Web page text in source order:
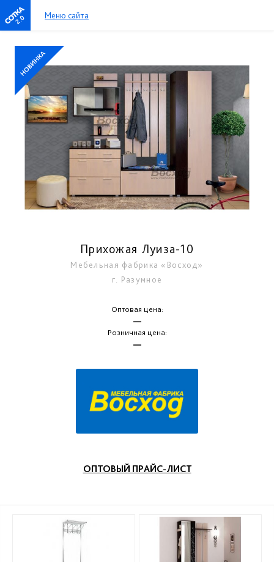
2.0 Меню сайта
Прихожая Луиза-10
Мебельная фабрика «Восход»
г. Разумное
Оптовая цена:
—
Розничная цена:
—
ОПТОВЫЙ ПРАЙС-ЛИСТ